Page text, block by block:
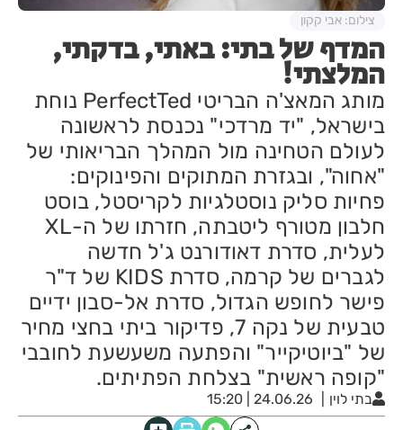
המדף של בתי: באתי, בדקתי,
המלצתי!
מותג המאצ'ה הבריטי PerfectTed נוחת
בישראל, "יד מרדכי" נכנסת לראשונה
לעולם הטחינה מול המהלך הבריאותי של
"אחוה", ובגזרת המתוקים והפינוקים:
פחיות סליק נוסטלגיות לקריסטל, בוסט
חלבון מטורף ליטבתה, חזרתו של ה-XL
לעלית, סדרת דאודורנט ג'ל חדשה
לגברים של קרמה, סדרת KIDS של ד"ר
פישר לחופש הגדול, סדרת אל-סבון ידיים
טבעית של נקה 7, פדיקור ביתי בחצי מחיר
של "ביוטיקייר" והפתעה משעשעת לחובבי
"קופה ראשית" בצלחת הפתיתים.
בתי לוין 24.06.26 | 15:20
צילום: אבי קקון